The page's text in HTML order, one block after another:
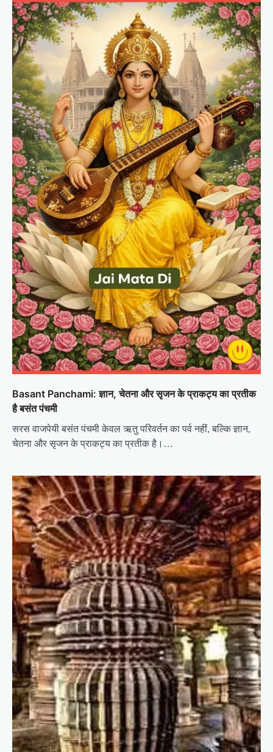
Basant Panchami: ज्ञान, चेतना और सृजन के प्राकट्य का प्रतीक
है बसंत पंचमी
सरस वाजपेयी बसंत पंचमी केवल ऋतु परिवर्तन का पर्व नहीं, बल्कि ज्ञान,
चेतना और सृजन के प्राकट्य का प्रतीक है।…